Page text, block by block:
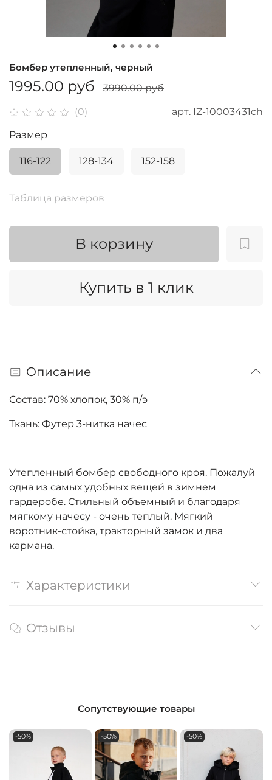
(0) арт. IZ-10003431ch
Бомбер утепленный, черный
1995.00 руб 3990.00 руб
Таблица размеров
В корзину
Купить в 1 клик
Размер
116-122 128-134 152-158
Описание
Состав: 70% хлопок, 30% п/э
Ткань: Футер 3-нитка начес
Утепленный бомбер свободного кроя. Пожалуй
одна из самых удобных вещей в зимнем
гардеробе. Стильный объемный и благодаря
мягкому начесу - очень теплый. Мягкий
воротник-стойка, тракторный замок и два
кармана.
Характеристики
Отзывы
Сопутствующие товары
-50% -50% -50%